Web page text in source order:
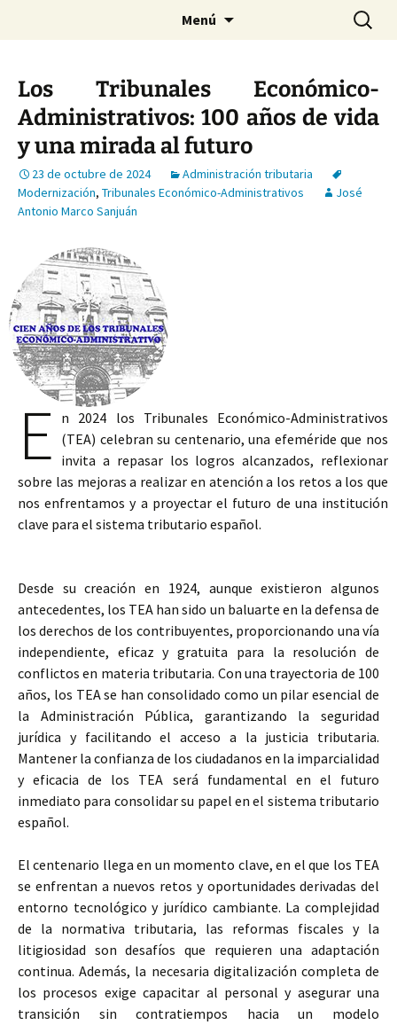
Menú Buscar:
Los Tribunales Económico-
Administrativos: 100 años de vida
y una mirada al futuro
23 de octubre de 2024
Administración tributaria
Modernización, Tribunales Económico-Administrativos
José
Antonio Marco Sanjuán
E n 2024 los Tribunales Económico-Administrativos
(TEA) celebran su centenario, una efeméride que nos
invita a repasar los logros alcanzados, reflexionar
sobre las mejoras a realizar en atención a los retos a los que
nos enfrentamos y a proyectar el futuro de una institución
clave para el sistema tributario español.
Desde su creación en 1924, aunque existieron algunos
antecedentes, los TEA han sido un baluarte en la defensa de
los derechos de los contribuyentes, proporcionando una vía
independiente, eficaz y gratuita para la resolución de
conflictos en materia tributaria. Con una trayectoria de 100
años, los TEA se han consolidado como un pilar esencial de
la Administración Pública, garantizando la seguridad
jurídica y facilitando el acceso a la justicia tributaria.
Mantener la confianza de los ciudadanos en la imparcialidad
y eficacia de los TEA será fundamental en el futuro
inmediato para consolidar su papel en el sistema tributario
español.
El centenario llega en un momento clave, en el que los TEA
se enfrentan a nuevos retos y oportunidades derivadas del
entorno tecnológico y jurídico cambiante. La complejidad
de la normativa tributaria, las reformas fiscales y la
litigiosidad son desafíos que requieren una adaptación
continua. Además, la necesaria digitalización completa de
los procesos exige capacitar al personal y asegurar una
transición sin contratiempos hacia un modelo